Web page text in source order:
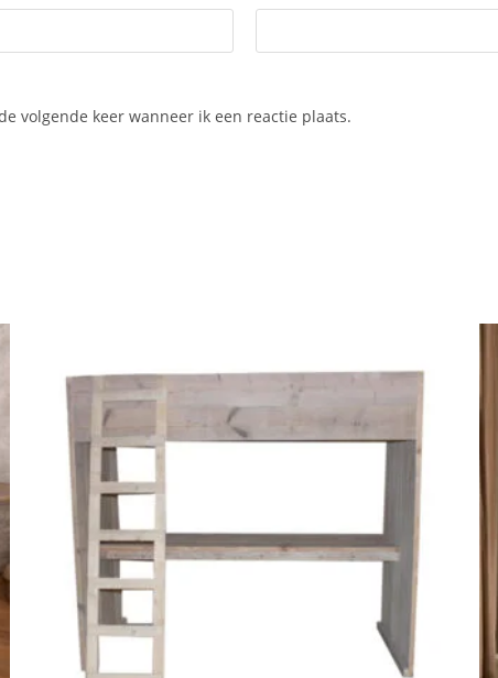
volgende keer wanneer ik een reactie plaats.